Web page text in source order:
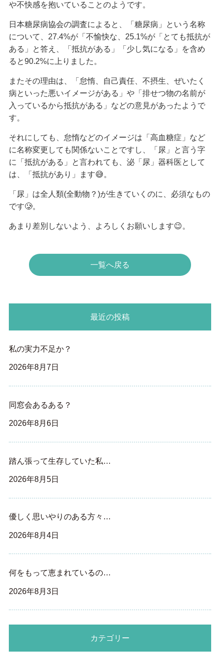
や不快感を抱いていることのようです。
日本糖尿病協会の調査によると、「糖尿病」という名称
について、27.4%が「不愉快な、25.1%が「とても抵抗が
ある」と答え、「抵抗がある」「少し気になる」を含め
ると90.2%に上りました。
またその理由は、「怠惰、自己責任、不摂生、ぜいたく
病といった悪いイメージがある」や「排せつ物の名前が
入っているから抵抗がある」などの意見があったようで
す。
それにしても、怠惰などのイメージは「高血糖症」など
に名称変更しても関係ないことですし、「尿」と言う字
に「抵抗がある」と言われても、泌「尿」器科医として
は、「抵抗があり」ます😅。
「尿」は全人類(全動物？)が生きていくのに、必須なもの
です🥲。
あまり差別しないよう、よろしくお願いします😉。
一覧へ戻る
最近の投稿
私の実力不足か？
2026年8月7日
同窓会あるある？
2026年8月6日
踏ん張って生存していた私…
2026年8月5日
優しく思いやりのある方々…
2026年8月4日
何をもって恵まれているの…
2026年8月3日
カテゴリー